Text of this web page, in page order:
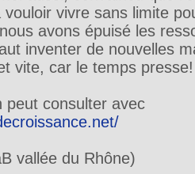
vivre sans limite
avons épuisé les
inventer de nouvelles
vite, car le temps presse!
peut consulter avec
vallée du Rhône)